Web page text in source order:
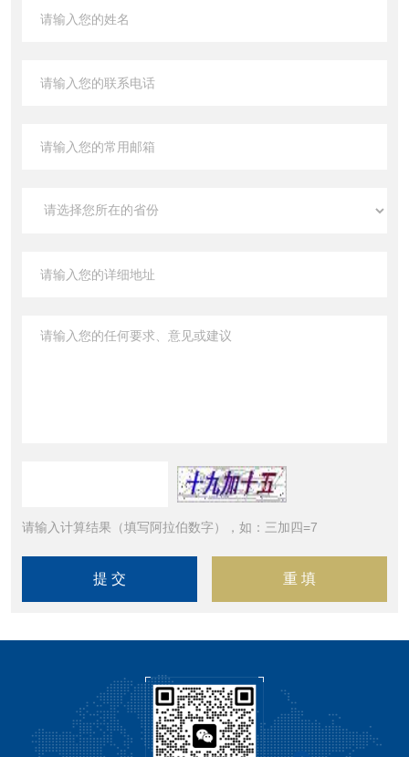
请输入计算结果（填写阿拉伯数字），如：三加四=7